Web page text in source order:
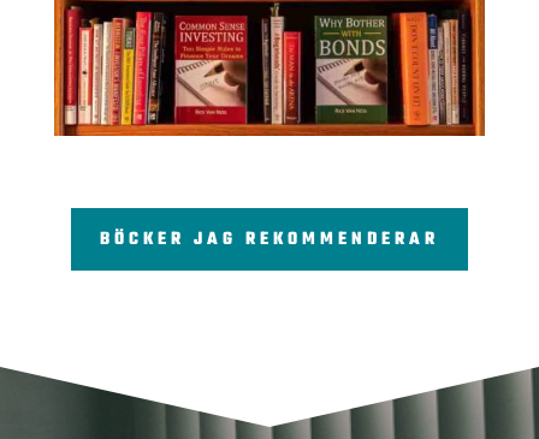
BÖCKER JAG REKOMMENDERAR